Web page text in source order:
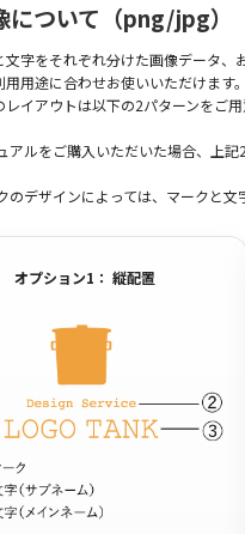
について（png/jpg）
文字をそれぞれ分けた画像データ、
用途に合わせお使いいただけます。
レイアウトは以下の2パターンをご用
アルをご購入いただいた場合、上
デザインによっては、マークと文
オプション1： 縦配置